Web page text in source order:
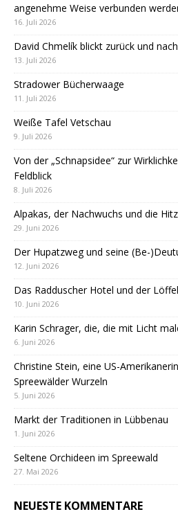
angenehme Weise verbunden
16. Juli 2026
David Chmelík blickt zurück und
13. Juli 2026
Stradower Bücherwaage
11. Juli 2026
Weiße Tafel Vetschau
9. Juli 2026
Von der „Schnapsidee“ zur
Feldblick
8. Juli 2026
Alpakas, der Nachwuchs und die
29. Juni 2026
Der Hupatzweg und seine (Be-
12. Juni 2026
Das Radduscher Hotel und der Löffel
10. Juni 2026
Karin Schrager, die, die mit Licht
6. Juni 2026
Christine Stein, eine US-
Spreewälder Wurzeln
5. Juni 2026
Markt der Traditionen in Lübbenau
1. Juni 2026
Seltene Orchideen im Spreewald
27. Mai 2026
NEUESTE KOMMENTARE